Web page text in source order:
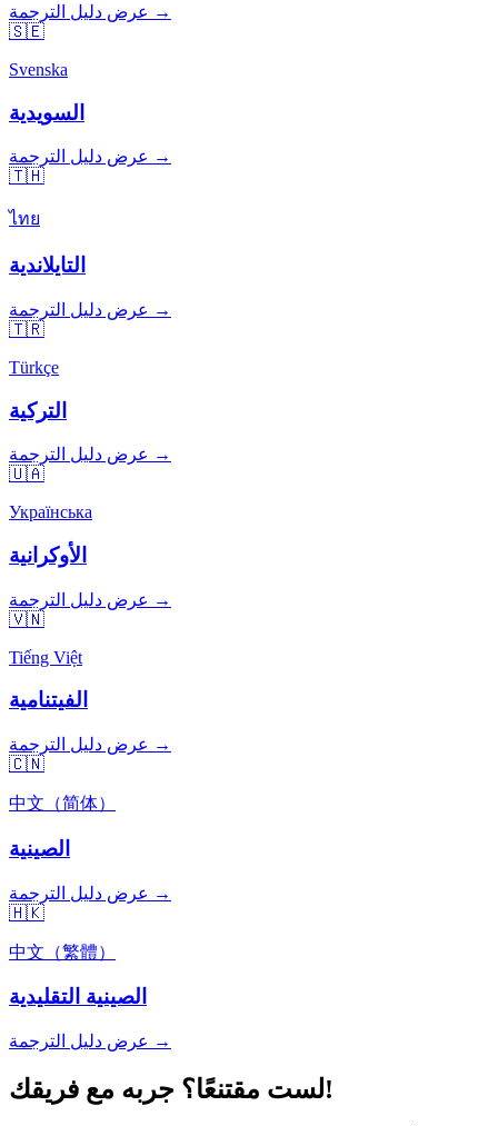
عرض دليل الترجمة →
🇸🇪
Svenska
السويدية
عرض دليل الترجمة →
🇹🇭
ไทย
التايلاندية
عرض دليل الترجمة →
🇹🇷
Türkçe
التركية
عرض دليل الترجمة →
🇺🇦
Українська
الأوكرانية
عرض دليل الترجمة →
🇻🇳
Tiếng Việt
الفيتنامية
عرض دليل الترجمة →
🇨🇳
中文（简体）
الصينية
عرض دليل الترجمة →
🇭🇰
中文（繁體）
الصينية التقليدية
عرض دليل الترجمة →
لست مقتنعًا؟ جربه مع فريقك!